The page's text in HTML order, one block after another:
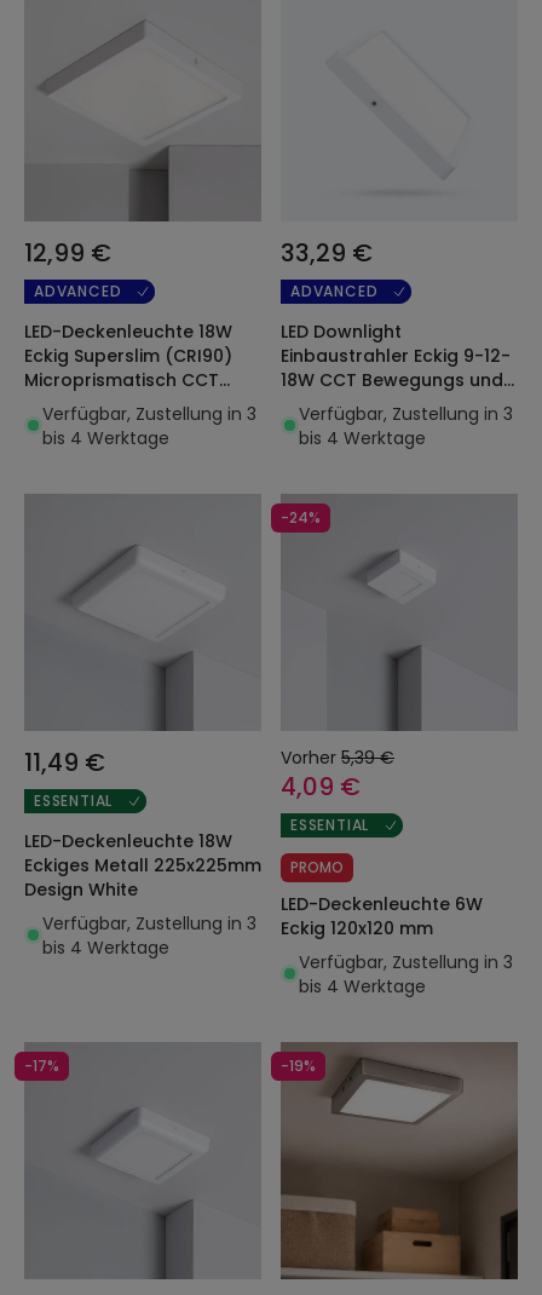
12,99 €
ADVANCED
LED-Deckenleuchte 18W
Eckig Superslim (CRI90)
Microprismatisch CCT
Wählbar (UGR17) 205x205
mm
Verfügbar, Zustellung in 3
bis 4 Werktage
33,29 €
ADVANCED
LED Downlight
Einbaustrahler Eckig 9-12-
18W CCT Bewegungs und
Dämmerungssensor
Ausschnitt 55-200 mm
Verfügbar, Zustellung in 3
bis 4 Werktage
11,49 €
ESSENTIAL
LED-Deckenleuchte 18W
Eckiges Metall 225x225mm
Design White
Verfügbar, Zustellung in 3
bis 4 Werktage
-24%
Vorher 5,39 €
4,09 €
ESSENTIAL
PROMO
LED-Deckenleuchte 6W
Eckig 120x120 mm
Verfügbar, Zustellung in 3
bis 4 Werktage
-17% -19%